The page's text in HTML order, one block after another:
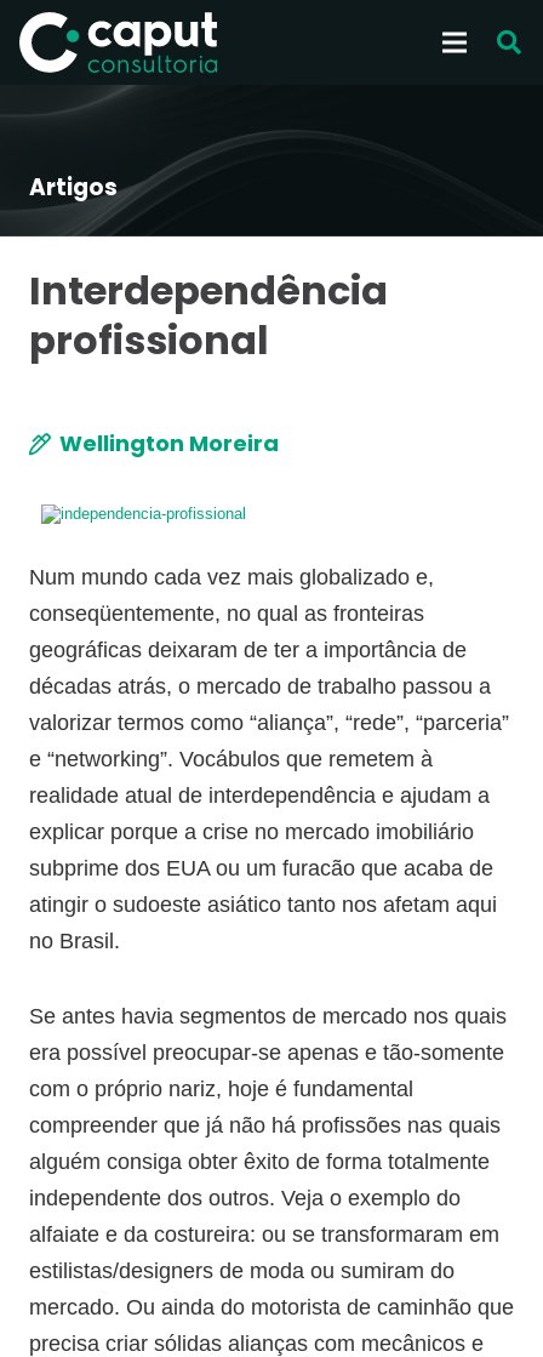
Artigos
Interdependência
profissional
Wellington Moreira
Num mundo cada vez mais globalizado e,
conseqüentemente, no qual as fronteiras
geográficas deixaram de ter a importância de
décadas atrás, o mercado de trabalho passou a
valorizar termos como “aliança”, “rede”, “parceria”
e “networking”. Vocábulos que remetem à
realidade atual de interdependência e ajudam a
explicar porque a crise no mercado imobiliário
subprime dos EUA ou um furacão que acaba de
atingir o sudoeste asiático tanto nos afetam aqui
no Brasil.
Se antes havia segmentos de mercado nos quais
era possível preocupar-se apenas e tão-somente
com o próprio nariz, hoje é fundamental
compreender que já não há profissões nas quais
alguém consiga obter êxito de forma totalmente
independente dos outros. Veja o exemplo do
alfaiate e da costureira: ou se transformaram em
estilistas/designers de moda ou sumiram do
mercado. Ou ainda do motorista de caminhão que
precisa criar sólidas alianças com mecânicos e